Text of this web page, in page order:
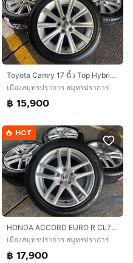
Toyota Camry 17 นิ้ว Top Hybrid🔥
เมืองสมุทรปราการ สมุทรปราการ
฿ 15,900
HOT
HONDA ACCORD EURO R CL7 ขอบ 17 นิ้ว🔥
เมืองสมุทรปราการ สมุทรปราการ
฿ 17,900